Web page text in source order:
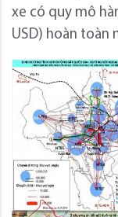
xe có quy mô
USD) hoàn toàn